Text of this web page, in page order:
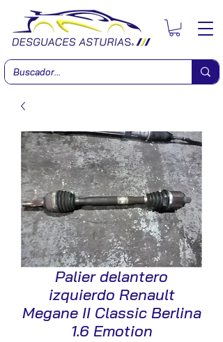
Palier delantero
izquierdo Renault
Megane II Classic Berlina
1.6 Emotion